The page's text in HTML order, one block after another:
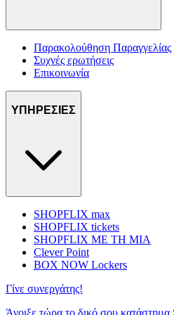
Παρακολούθηση Παραγγελίας
Συχνές ερωτήσεις
Επικοινωνία
ΥΠΗΡΕΣΙΕΣ
SHOPFLIX max
SHOPFLIX tickets
SHOPFLIX ΜΕ ΤΗ ΜΙΑ
Clever Point
BOX NOW Lockers
Γίνε συνεργάτης!
Άνοιξε τώρα το δικό σου